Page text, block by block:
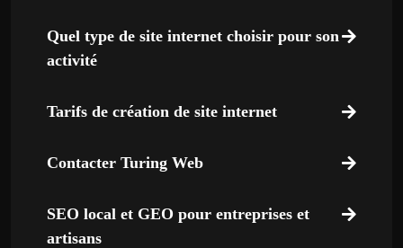
Quel type de site internet choisir pour son
activité
Tarifs de création de site internet
Contacter Turing Web
SEO local et GEO pour entreprises et
artisans